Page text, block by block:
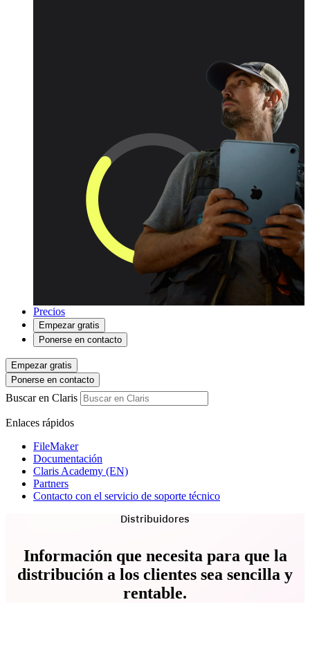
Precios
Empezar gratis
Ponerse en contacto
Empezar gratis
Ponerse en contacto
Buscar en Claris
Enlaces rápidos
FileMaker
Documentación
Claris Academy (EN)
Partners
Contacto con el servicio de soporte técnico
Distribuidores
Información que necesita para que la
distribución a los clientes sea sencilla y
rentable.